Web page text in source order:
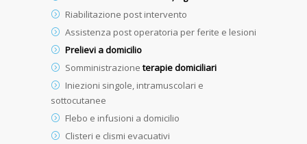
Riabilitazione post intervento
Assistenza post operatoria per ferite e lesioni
Prelievi a domicilio
Somministrazioneterapie domiciliari
Iniezioni singole, intramuscolari e
sottocutanee
Flebo e infusioni a domicilio
Clisteri e clismi evacuativi